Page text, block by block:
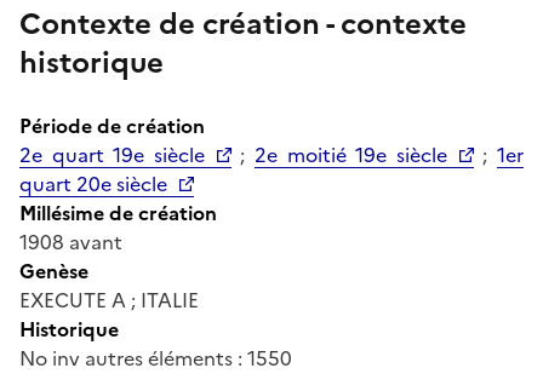
Contexte de création - contexte
historique
Période de création
2e quart 19e siècle
; 2e moitié 19e siècle ;1er
quart 20e siècle
Millésime de création
1908 avant
Genèse
EXECUTE A ; ITALIE
Historique
No inv autres éléments : 1550